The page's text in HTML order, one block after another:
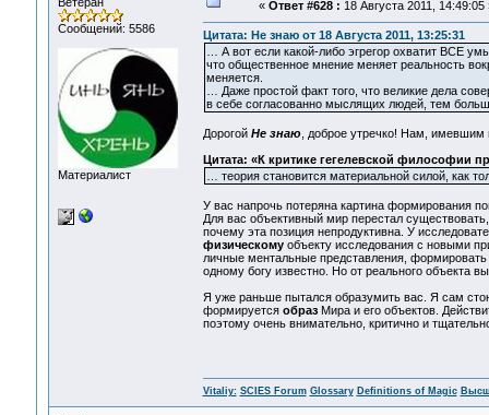
Сообщений: 5586
Материалист
« Ответ #628 : 18 Августа 2011, 14:49:05
Цитата: Не знаю от 18 Августа 2011, 13:25:31
… А вот если какой-либо эгрегор охватит ВСЕ
что общественное мнение меняет реальность
меняется.
… Даже простой факт того, что великие дела
в себе согласованно мыслящих людей, тем
Дорогой Не знаю, доброе утречко! Нам, имевшим
Цитата: «К критике гегелевской философии
… теория становится материальной силой, как
У вас напрочь потеряна картина формирования
Для вас объективный мир перестал
почему эта позиция непродуктивна. У
физическомуобъекту исследования с новыми
личные ментальные представления,
одному богу известно. Но от реального объекта
Я уже раньше пытался образумить вас. Я сам
формируется образМира и его объектов.
поэтому очень внимательно, критично и
Vitaliy: SCIES Forum Glossary Definitions of Magic